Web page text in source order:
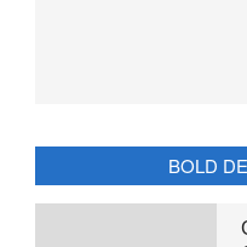
BOLD